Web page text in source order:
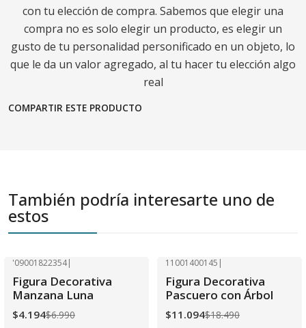
con tu elección de compra. Sabemos que elegir una
compra no es solo elegir un producto, es elegir un
gusto de tu personalidad personificado en un objeto, lo
que le da un valor agregado, al tu hacer tu elección algo
real
COMPARTIR ESTE PRODUCTO
También podría interesarte uno de
estos
'09001822354|
Figura Decorativa
Manzana Luna
$4.194$6.990
Agotado
11001400145 |
Figura Decorativa
Pascuero con Árbol
$11.094$18.490